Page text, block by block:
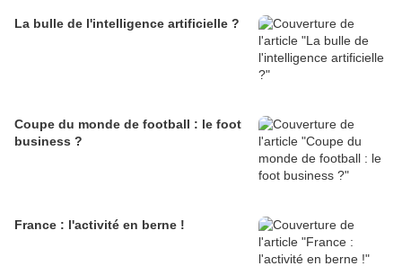
La bulle de l'intelligence artificielle ?
Coupe du monde de football : le foot
business ?
France : l'activité en berne !